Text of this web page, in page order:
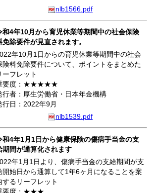
nlb1566.pdf
和4年10月から育児休業等期間中の社会保険
免除要件が見直されます。
年10月1日からの育児休業等期間中の社会
険料免除要件について、ポイントをまとめた
ーフレット
要度：★★★★★
行者：厚生労働省・日本年金機構
行日：2022年9月
nlb1539.pdf
和4年1月1日から健康保険の傷病手当金の支
期間が通算化されます
年1月1日より、傷病手当金の支給期間が支
開始日から通算して1年6ヶ月になることを案
するリーフレット